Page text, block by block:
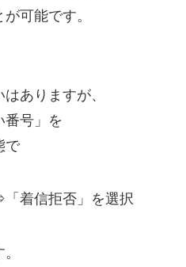
可能です。
ありますが、
番号」を
で
「着信拒否」を選択